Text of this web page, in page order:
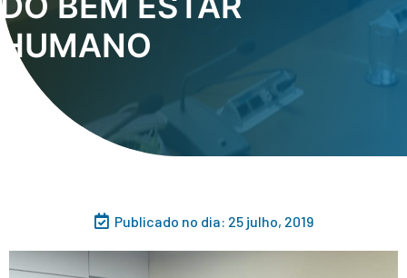
HUMANO
Publicado no dia: 25 julho, 2019